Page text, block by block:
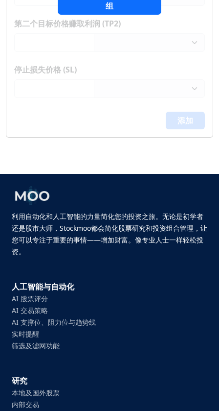
组
第二个目标价格赚取利润 (TP2)
停止损失价格 (SL)
添加
利用自动化和人工智能的力量简化您的投资之旅。无论是初学者
还是股市大师，Stockmoo都会简化股票研究和投资组合管理，让
您可以专注于重要的事情——增加财富。像专业人士一样轻松投
资。
人工智能与自动化
AI 股票评分
AI 交易策略
AI 支撑位、阻力位与趋势线
实时提醒
筛选及滤网功能
研究
本地及国外股票
内部交易